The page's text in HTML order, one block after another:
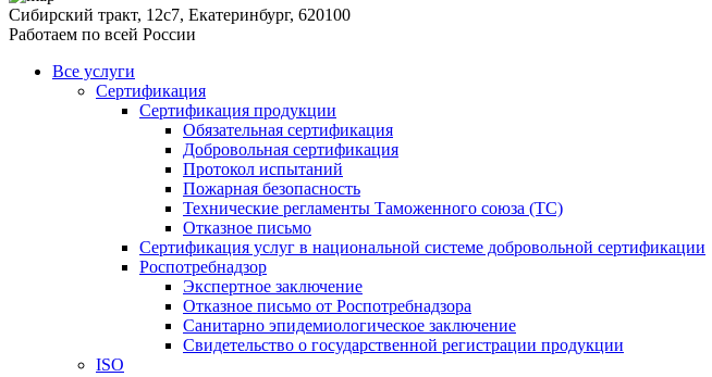
Сибирский тракт, 12с7, Екатеринбург, 620100
Работаем по всей России
Все услуги
Сертификация
Сертификация продукции
Обязательная сертификация
Добровольная сертификация
Протокол испытаний
Пожарная безопасность
Технические регламенты Таможенного союза (ТС)
Отказное письмо
Сертификация услуг в национальной системе добровольной сертификации
Роспотребнадзор
Экспертное заключение
Отказное письмо от Роспотребнадзора
Санитарно эпидемиологическое заключение
Свидетельство о государственной регистрации продукции
ISO